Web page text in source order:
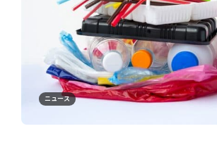
ニュース